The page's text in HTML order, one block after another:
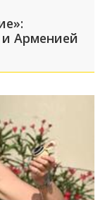
Арменией